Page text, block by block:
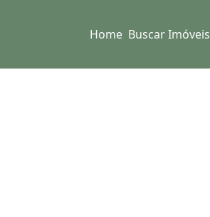
Home Buscar Imóveis